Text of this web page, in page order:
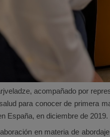
acompañado por
para conocer de primera
España, en diciembre de 2019.
en materia de